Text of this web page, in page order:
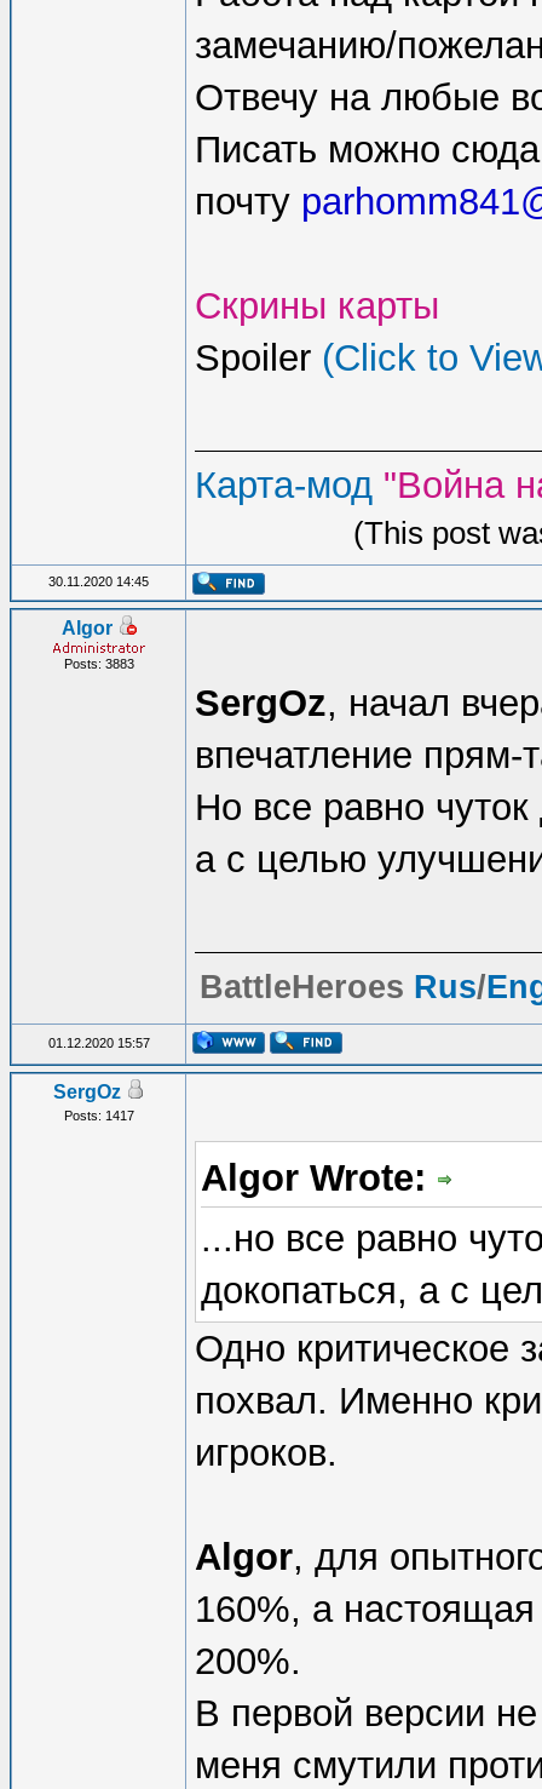
замечанию/
Отвечу на любые
Писать можно
почту
Скрины карты
Spoiler (Click to
Карта-мод "Война
(This post
30.11.2020 14:45
Algor
Posts: 3883
SergOz, начал
впечатление прям-
Но все равно
а с целью
BattleHeroes Rus/
01.12.2020 15:57
SergOz
Posts: 1417
Algor Wrote:
...но все равно
докопаться, а с
Одно критическое
похвал. Именно
игроков.
Algor, для
160%, а настоящая
200%.
В первой версии
меня смутили